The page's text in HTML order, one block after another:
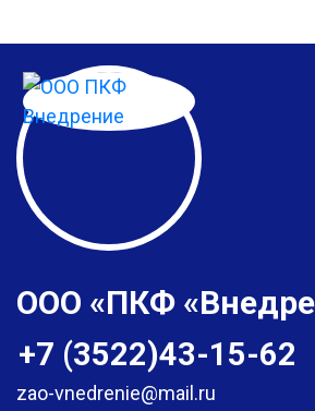
ООО «ПКФ
+7 (3522)43-15-62
zao-vnedrenie@mail.ru